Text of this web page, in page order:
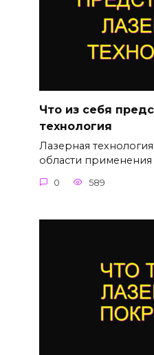
Что из себя
технология
Лазерная
области применения
0 589